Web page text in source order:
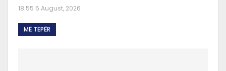
18:55 5 August, 2026
MË TEPËR